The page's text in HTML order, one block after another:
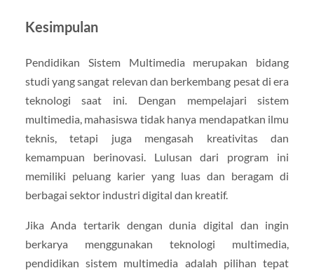
Kesimpulan
Pendidikan Sistem Multimedia merupakan bidang
studi yang sangat relevan dan berkembang pesat di era
teknologi saat ini. Dengan mempelajari sistem
multimedia, mahasiswa tidak hanya mendapatkan ilmu
teknis, tetapi juga mengasah kreativitas dan
kemampuan berinovasi. Lulusan dari program ini
memiliki peluang karier yang luas dan beragam di
berbagai sektor industri digital dan kreatif.
Jika Anda tertarik dengan dunia digital dan ingin
berkarya menggunakan teknologi multimedia,
pendidikan sistem multimedia adalah pilihan tepat